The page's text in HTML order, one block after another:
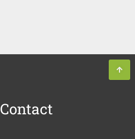
Contact